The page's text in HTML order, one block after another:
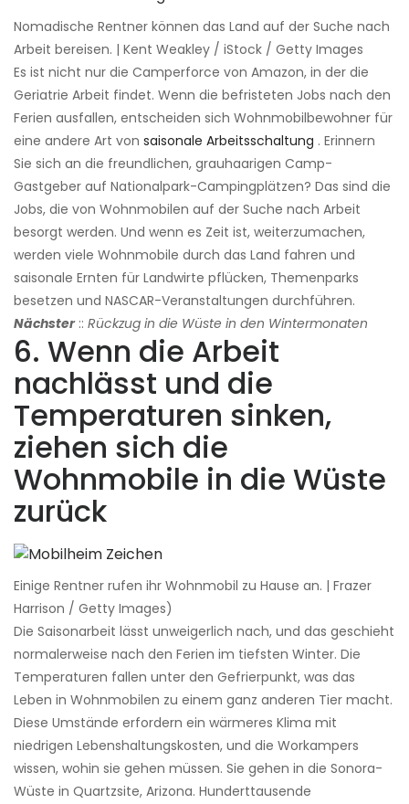
Nomadische Rentner können das Land auf der Suche nach
Arbeit bereisen. | Kent Weakley / iStock / Getty Images
Es ist nicht nur die Camperforce von Amazon, in der die
Geriatrie Arbeit findet. Wenn die befristeten Jobs nach den
Ferien ausfallen, entscheiden sich Wohnmobilbewohner für
eine andere Art von saisonale Arbeitsschaltung . Erinnern
Sie sich an die freundlichen, grauhaarigen Camp-
Gastgeber auf Nationalpark-Campingplätzen? Das sind die
Jobs, die von Wohnmobilen auf der Suche nach Arbeit
besorgt werden. Und wenn es Zeit ist, weiterzumachen,
werden viele Wohnmobile durch das Land fahren und
saisonale Ernten für Landwirte pflücken, Themenparks
besetzen und NASCAR-Veranstaltungen durchführen.
Nächster :: Rückzug in die Wüste in den Wintermonaten
6. Wenn die Arbeit
nachlässt und die
Temperaturen sinken,
ziehen sich die
Wohnmobile in die Wüste
zurück
Einige Rentner rufen ihr Wohnmobil zu Hause an. | Frazer
Harrison / Getty Images)
Die Saisonarbeit lässt unweigerlich nach, und das geschieht
normalerweise nach den Ferien im tiefsten Winter. Die
Temperaturen fallen unter den Gefrierpunkt, was das
Leben in Wohnmobilen zu einem ganz anderen Tier macht.
Diese Umstände erfordern ein wärmeres Klima mit
niedrigen Lebenshaltungskosten, und die Workampers
wissen, wohin sie gehen müssen. Sie gehen in die Sonora-
Wüste in Quartzsite, Arizona. Hunderttausende